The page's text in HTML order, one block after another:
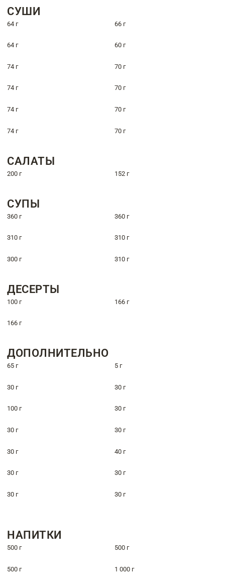
СУШИ
64 г 66 г
64 г 60 г
74 г 70 г
74 г 70 г
74 г 70 г
74 г 70 г
САЛАТЫ
200 г 152 г
СУПЫ
360 г 360 г
310 г 310 г
300 г 310 г
ДЕСЕРТЫ
100 г 166 г
166 г
ДОПОЛНИТЕЛЬНО
65 г 5 г
30 г 30 г
100 г 30 г
30 г 30 г
30 г 40 г
30 г 30 г
30 г 30 г
НАПИТКИ
500 г 500 г
500 г 1 000 г